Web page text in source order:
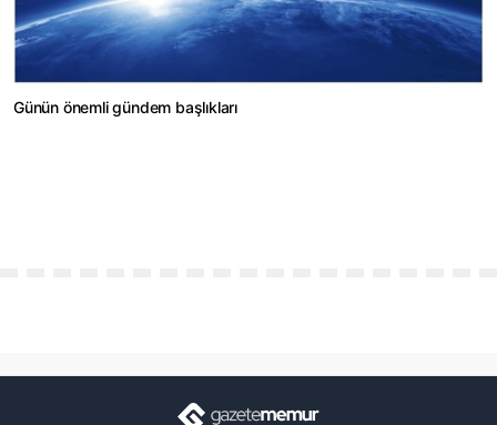
Günün önemli gündem başlıkları